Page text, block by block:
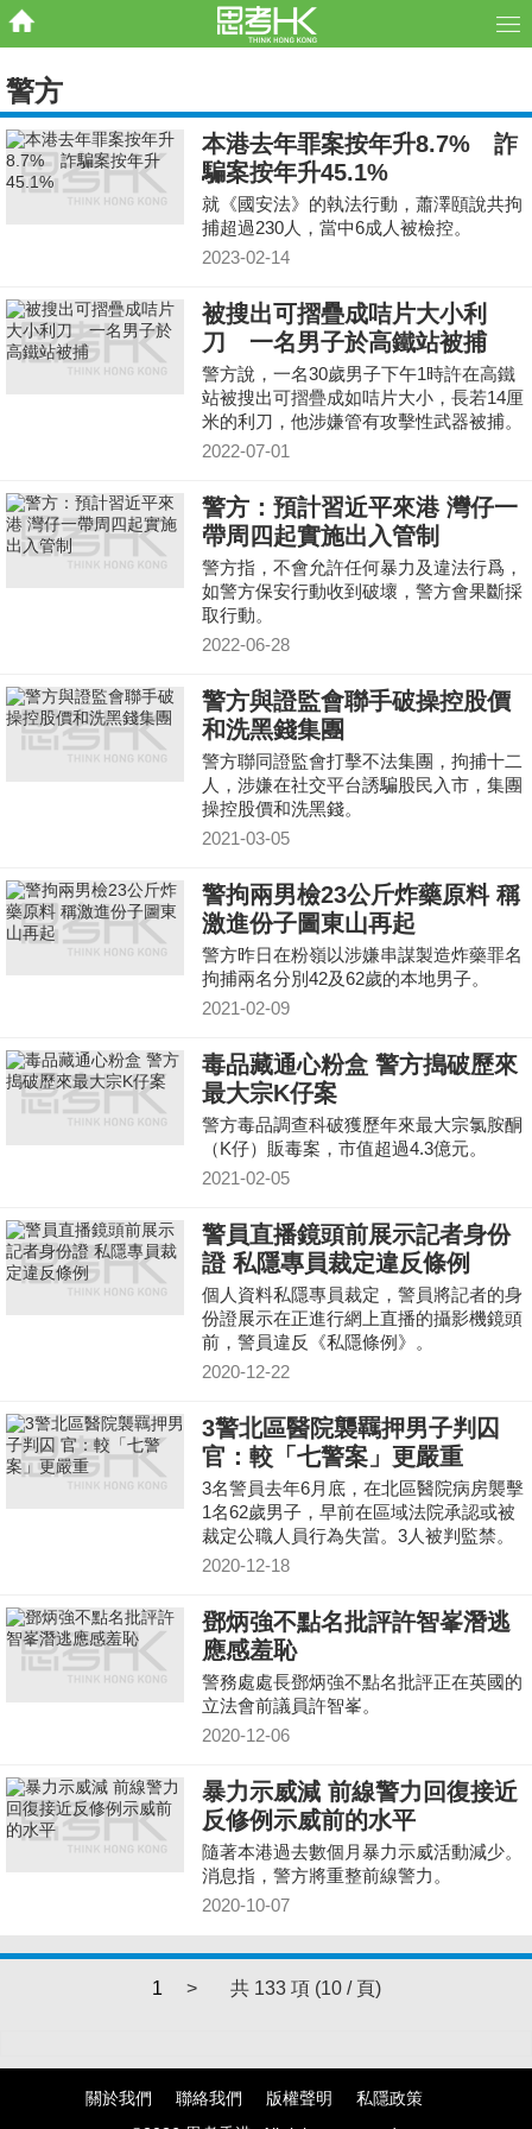
警方
本港去年罪案按年升8.7% 詐
騙案按年升45.1%
就《國安法》的執法行動，蕭澤頤說共拘
捕超過230人，當中6成人被檢控。
2023-02-14
被搜出可摺疊成咭片大小利
刀 一名男子於高鐵站被捕
警方說，一名30歲男子下午1時許在高鐵
站被搜出可摺疊成如咭片大小，長若14厘
米的利刀，他涉嫌管有攻擊性武器被捕。
2022-07-01
警方：預計習近平來港 灣仔一
帶周四起實施出入管制
警方指，不會允許任何暴力及違法行爲，
如警方保安行動收到破壞，警方會果斷採
取行動。
2022-06-28
警方與證監會聯手破操控股價
和洗黑錢集團
警方聯同證監會打擊不法集團，拘捕十二
人，涉嫌在社交平台誘騙股民入市，集團
操控股價和洗黑錢。
2021-03-05
警拘兩男檢23公斤炸藥原料 稱
激進份子圖東山再起
警方昨日在粉嶺以涉嫌串謀製造炸藥罪名
拘捕兩名分別42及62歲的本地男子。
2021-02-09
毒品藏通心粉盒 警方搗破歷來
最大宗K仔案
警方毒品調查科破獲歷年來最大宗氯胺酮
（K仔）販毒案，市值超過4.3億元。
2021-02-05
警員直播鏡頭前展示記者身份
證 私隱專員裁定違反條例
個人資料私隱專員裁定，警員將記者的身
份證展示在正進行網上直播的攝影機鏡頭
前，警員違反《私隱條例》。
2020-12-22
3警北區醫院襲羈押男子判囚
官：較「七警案」更嚴重
3名警員去年6月底，在北區醫院病房襲擊
1名62歲男子，早前在區域法院承認或被
裁定公職人員行為失當。3人被判監禁。
2020-12-18
鄧炳強不點名批評許智峯潛逃
應感羞恥
警務處處長鄧炳強不點名批評正在英國的
立法會前議員許智峯。
2020-12-06
暴力示威減 前線警力回復接近
反修例示威前的水平
隨著本港過去數個月暴力示威活動減少。
消息指，警方將重整前線警力。
2020-10-07
1 > 共 133 項 (10 / 頁)
關於我們 聯絡我們 版權聲明
私隱政策